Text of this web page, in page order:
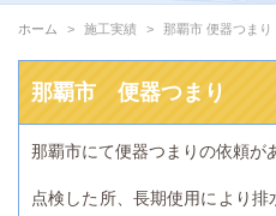
ホーム 施工実績 那覇市 便器つま
那覇市 便器つまり
那覇市にて便器つまりの依頼が
点検した所、長期使用により